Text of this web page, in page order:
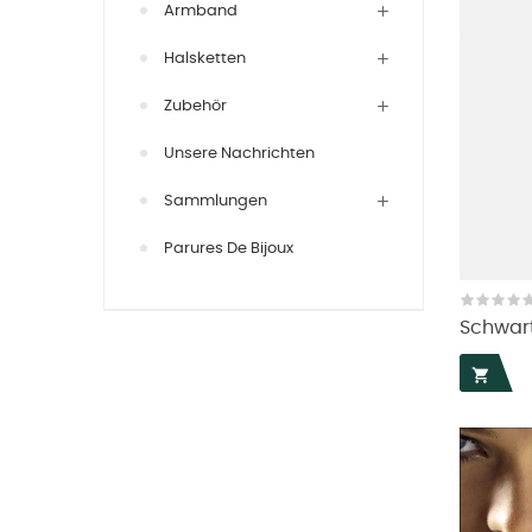
Armband
Halsketten
Zubehör
Unsere Nachrichten
Sammlungen
Parures De Bijoux
